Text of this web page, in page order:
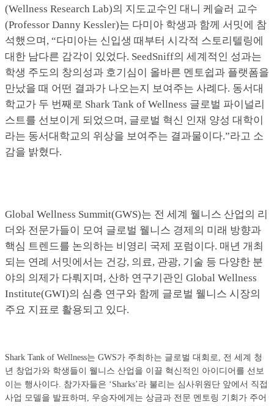
(Wellness Research Lab)의 지도교수인 대니 케슬러 교수
(Professor Danny Kessler)는 다미아 학생과 함께 서밋에 참
석했으며, “다미아는 신입생 때부터 시각적 스토리텔링에
대한 남다른 감각이 있었다. SeedSniff의 세계적인 성과는
학생 주도의 창의성과 호기심이 올바른 멘토쉽과 플랫폼을
만났을 때 어떤 결과가 나오는지 보여주는 사례다. 동서대
학교가 두 번째로 Shark Tank of Wellness 글로벌 파이널리
스트를 선보이게 되었으며, 글로벌 혁신 인재 양성 대학이
라는 동서대학교의 위상을 보여주는 결과물이다.”라고 소
감을 밝혔다.
Global Wellness Summit(GWS)는 전 세계 웰니스 산업의 리
더와 전문가들이 모여 글로벌 웰니스 경제의 미래 방향과
핵심 트렌드를 논의하는 비영리 국제 포럼이다. 매년 개최
되는 연례 서밋에서는 건강, 의료, 관광, 기술 등 다양한 분
야의 의제가 다뤄지며, 산하 연구기관인 Global Wellness
Institute(GWI)의 심층 연구와 함께 글로벌 웰니스 시장의
주요 지표로 활용되고 있다.
Shark Tank of Wellness는 GWS가 주최하는 글로벌 대회로, 전 세계 청
년 창업가와 학생들이 웰니스 산업을 이끌 혁신적인 아이디어를 선보
이는 행사이다. 참가자들은 ‘Sharks’라 불리는 심사위원단 앞에서 직접
사업 모델을 발표하며, 우승자에게는 상금과 전문 멘토링 기회가 주어